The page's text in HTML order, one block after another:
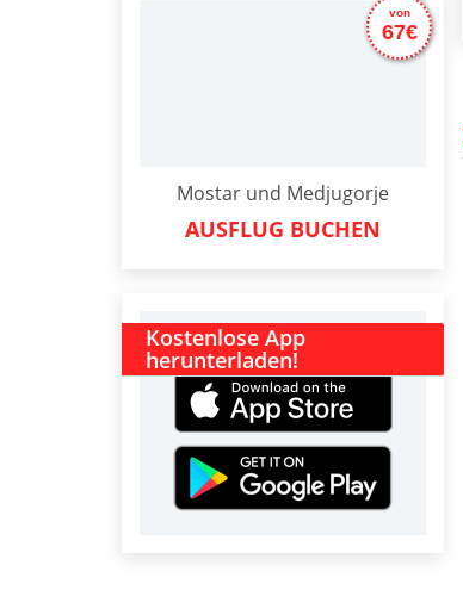
Mostar und Medjugorje
von
67€
AUSFLUG BUCHEN
Kostenlose App
herunterladen!